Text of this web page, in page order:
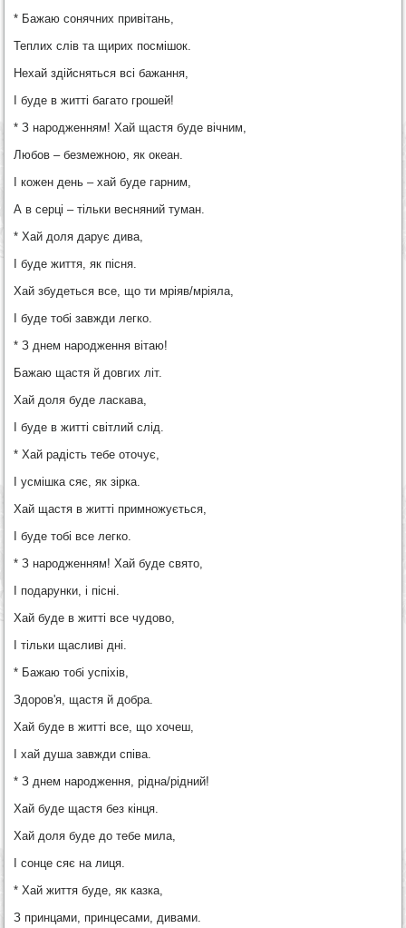
* Бажаю сонячних привітань,
Теплих слів та щирих посмішок.
Нехай здійсняться всі бажання,
І буде в житті багато грошей!
* З народженням! Хай щастя буде вічним,
Любов – безмежною, як океан.
І кожен день – хай буде гарним,
А в серці – тільки весняний туман.
* Хай доля дарує дива,
І буде життя, як пісня.
Хай збудеться все, що ти мріяв/мріяла,
І буде тобі завжди легко.
* З днем народження вітаю!
Бажаю щастя й довгих літ.
Хай доля буде ласкава,
І буде в житті світлий слід.
* Хай радість тебе оточує,
І усмішка сяє, як зірка.
Хай щастя в житті примножується,
І буде тобі все легко.
* З народженням! Хай буде свято,
І подарунки, і пісні.
Хай буде в житті все чудово,
І тільки щасливі дні.
* Бажаю тобі успіхів,
Здоров'я, щастя й добра.
Хай буде в житті все, що хочеш,
І хай душа завжди співа.
* З днем народження, рідна/рідний!
Хай буде щастя без кінця.
Хай доля буде до тебе мила,
І сонце сяє на лиця.
* Хай життя буде, як казка,
З принцами, принцесами, дивами.